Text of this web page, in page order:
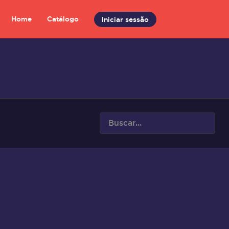
Home Catálogo Iniciar sessão